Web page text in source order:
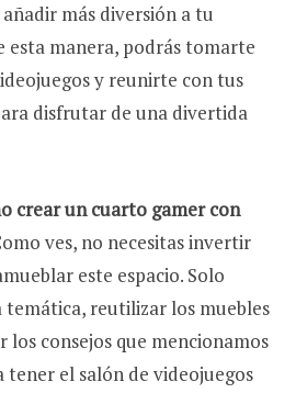
más diversión a tu
esta manera, podrás tomarte
y reunirte con tus
disfrutar de una divertida
crear un cuarto gamer con
ves, no necesitas invertir
este espacio. Solo
temática, reutilizar los muebles
los consejos que mencionamos
el salón de videojuegos